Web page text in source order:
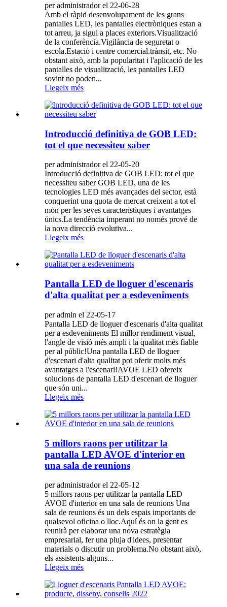
per administrador el 22-06-28
Amb el ràpid desenvolupament de les grans
pantalles LED, les pantalles electròniques estan a
tot arreu, ja sigui a places exteriors.Visualització
de la conferència.Vigilància de seguretat o
escola.Estació i centre comercial.trànsit, etc. No
obstant això, amb la popularitat i l'aplicació de les
pantalles de visualització, les pantalles LED
sovint no poden...
Llegeix més
Introducció definitiva de GOB LED:
tot el que necessiteu saber
per administrador el 22-05-20
Introducció definitiva de GOB LED: tot el que
necessiteu saber GOB LED, una de les
tecnologies LED més avançades del sector, està
conquerint una quota de mercat creixent a tot el
món per les seves característiques i avantatges
únics.La tendència imperant no només prové de
la nova direcció evolutiva...
Llegeix més
Pantalla LED de lloguer d'escenaris
d'alta qualitat per a esdeveniments
per admin el 22-05-17
Pantalla LED de lloguer d'escenaris d'alta qualitat
per a esdeveniments El millor rendiment visual,
l'angle de visió més ampli i la qualitat més fiable
per al públic!Una pantalla LED de lloguer
d'escenari d'alta qualitat pot oferir molts més
avantatges a l'escenari!AVOE LED ofereix
solucions de pantalla LED d'escenari de lloguer
que són uni...
Llegeix més
5 millors raons per utilitzar la
pantalla LED AVOE d'interior en
una sala de reunions
per administrador el 22-05-12
5 millors raons per utilitzar la pantalla LED
AVOE d'interior en una sala de reunions Una
sala de reunions és un dels espais importants de
qualsevol oficina o lloc.Aquí és on la gent es
reunirà per elaborar una nova estratègia
empresarial, fer una pluja d'idees, presentar
materials o discutir un problema.No obstant això,
els assistents alguns...
Llegeix més